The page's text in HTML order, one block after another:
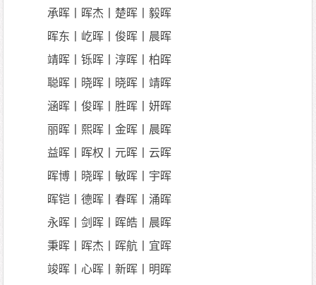
承晖丨晖杰丨楚晖丨毅晖
晖东丨屹晖丨俊晖丨晨晖
靖晖丨铄晖丨淳晖丨柏晖
聪晖丨晓晖丨晓晖丨靖晖
涵晖丨俊晖丨胜晖丨妍晖
丽晖丨熙晖丨金晖丨晨晖
益晖丨晖权丨元晖丨云晖
晖博丨晓晖丨敏晖丨宇晖
晖铠丨德晖丨春晖丨涌晖
永晖丨剑晖丨晖皓丨晨晖
秉晖丨晖杰丨晖航丨宜晖
竣晖丨心晖丨新晖丨明晖